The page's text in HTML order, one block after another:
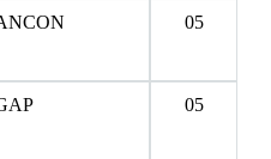
05
05